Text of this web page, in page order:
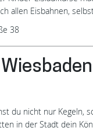
allen Eisbahnen,
38
du nicht nur Kegeln,
in der Stadt dein